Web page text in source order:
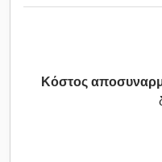
Κόστος